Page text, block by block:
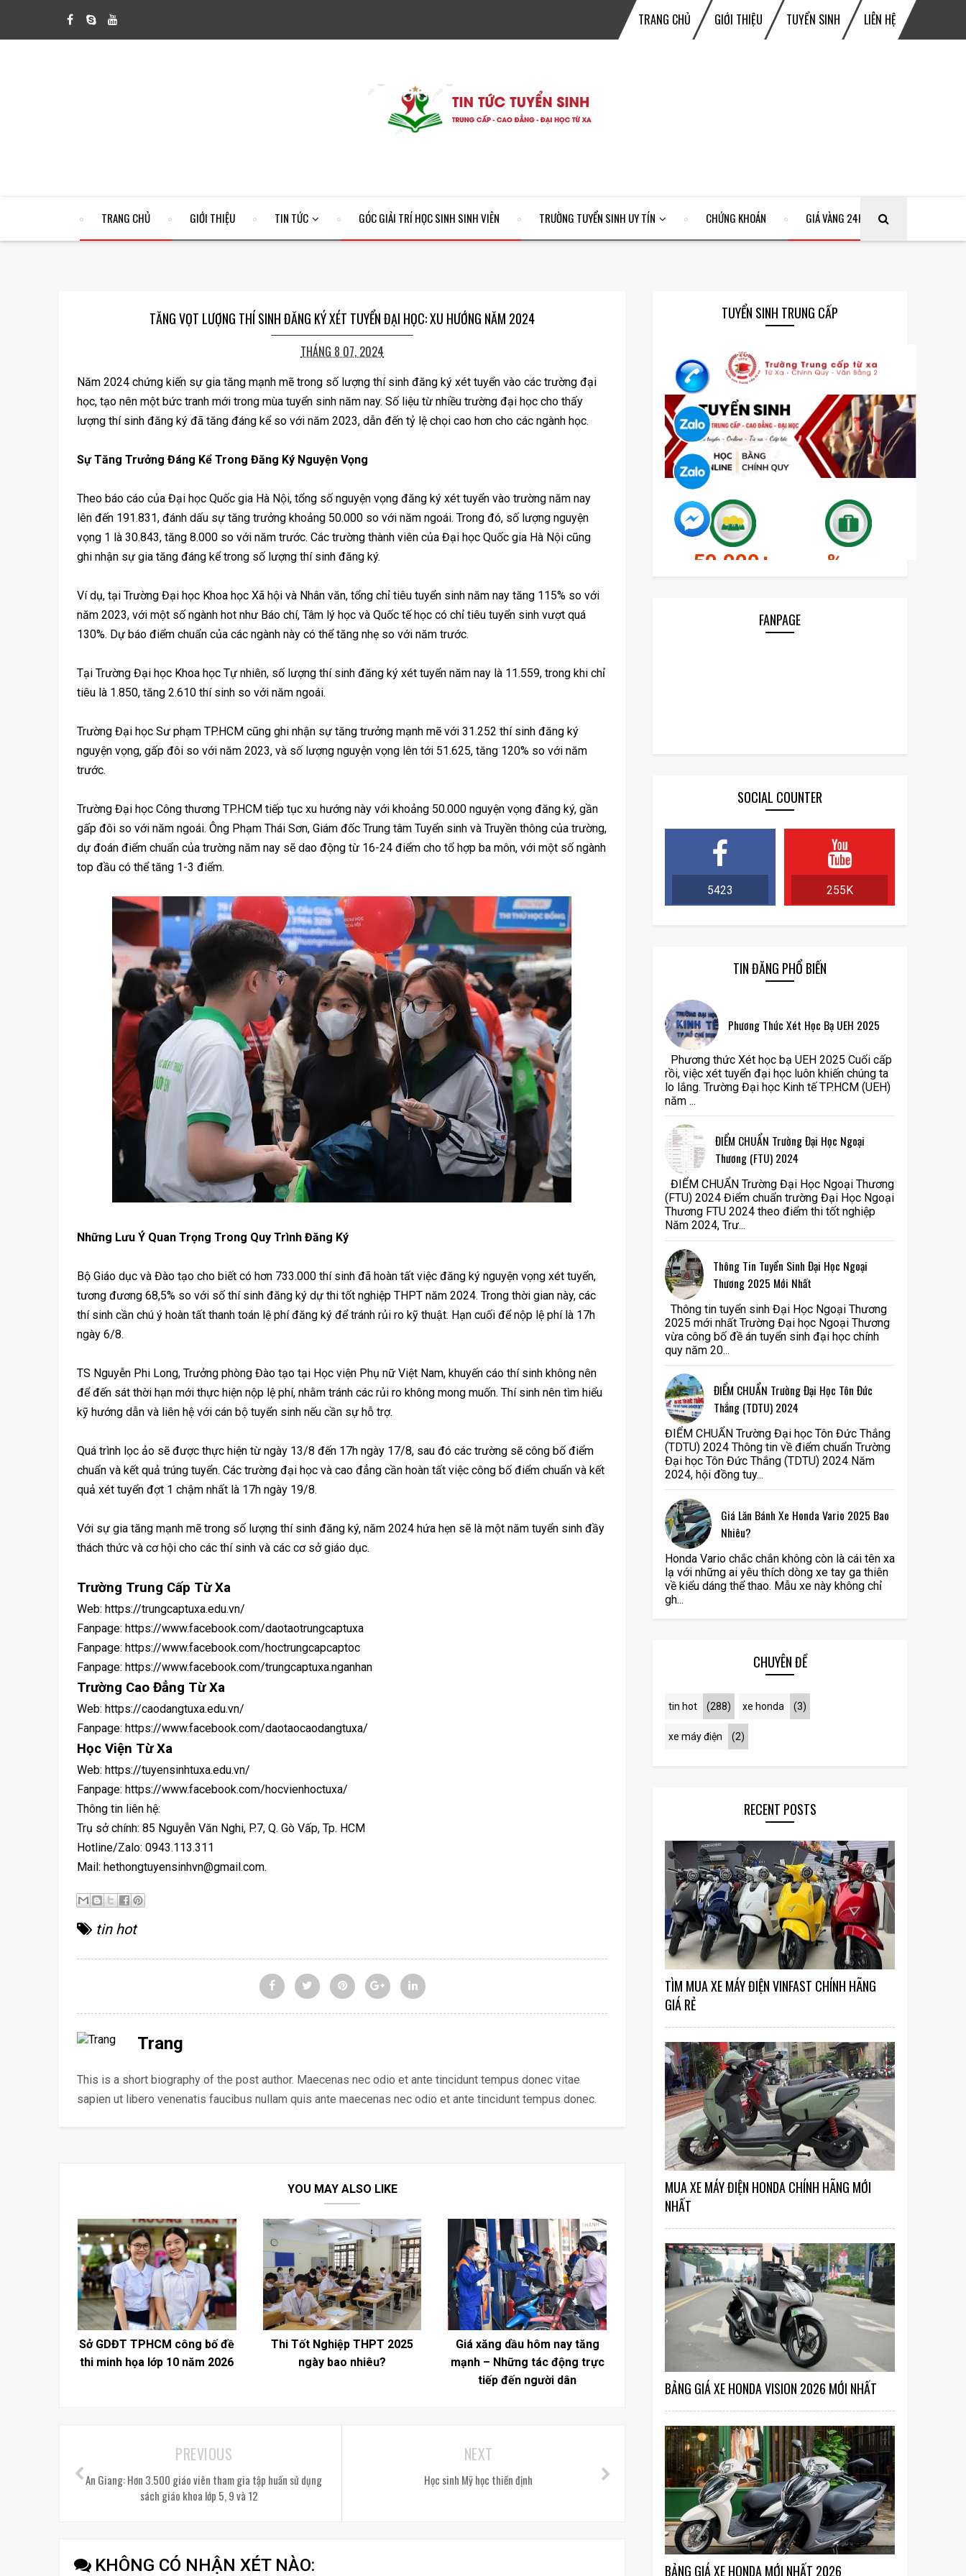
TRANG CHỦ GIỚI THIỆU TUYỂN SINH LIÊN HỆ
TRANG CHỦ GIỚI THIỆU TIN TỨC GÓC GIẢI TRÍ HỌC SINH SINH VIÊN TRƯỜNG TUYỂN SINH UY TÍN CHỨNG KHOÁN GIÁ VÀNG 24H
TĂNG VỌT LƯỢNG THÍ SINH ĐĂNG KÝ XÉT TUYỂN ĐẠI HỌC: XU HƯỚNG NĂM 2024
THÁNG 8 07, 2024
Năm 2024 chứng kiến sự gia tăng mạnh mẽ trong số lượng thí sinh đăng ký xét tuyển vào các trường đại
học, tạo nên một bức tranh mới trong mùa tuyển sinh năm nay. Số liệu từ nhiều trường đại học cho thấy
lượng thí sinh đăng ký đã tăng đáng kể so với năm 2023, dẫn đến tỷ lệ chọi cao hơn cho các ngành học.
Sự Tăng Trưởng Đáng Kể Trong Đăng Ký Nguyện Vọng
Theo báo cáo của Đại học Quốc gia Hà Nội, tổng số nguyện vọng đăng ký xét tuyển vào trường năm nay
lên đến 191.831, đánh dấu sự tăng trưởng khoảng 50.000 so với năm ngoái. Trong đó, số lượng nguyện
vọng 1 là 30.843, tăng 8.000 so với năm trước. Các trường thành viên của Đại học Quốc gia Hà Nội cũng
ghi nhận sự gia tăng đáng kể trong số lượng thí sinh đăng ký.
Ví dụ, tại Trường Đại học Khoa học Xã hội và Nhân văn, tổng chỉ tiêu tuyển sinh năm nay tăng 115% so với
năm 2023, với một số ngành hot như Báo chí, Tâm lý học và Quốc tế học có chỉ tiêu tuyển sinh vượt quá
130%. Dự báo điểm chuẩn của các ngành này có thể tăng nhẹ so với năm trước.
Tại Trường Đại học Khoa học Tự nhiên, số lượng thí sinh đăng ký xét tuyển năm nay là 11.559, trong khi chỉ
tiêu là 1.850, tăng 2.610 thí sinh so với năm ngoái.
Trường Đại học Sư phạm TP.HCM cũng ghi nhận sự tăng trưởng mạnh mẽ với 31.252 thí sinh đăng ký
nguyện vọng, gấp đôi so với năm 2023, và số lượng nguyện vọng lên tới 51.625, tăng 120% so với năm
trước.
Trường Đại học Công thương TP.HCM tiếp tục xu hướng này với khoảng 50.000 nguyện vọng đăng ký, gần
gấp đôi so với năm ngoái. Ông Phạm Thái Sơn, Giám đốc Trung tâm Tuyển sinh và Truyền thông của trường,
dự đoán điểm chuẩn của trường năm nay sẽ dao động từ 16-24 điểm cho tổ hợp ba môn, với một số ngành
top đầu có thể tăng 1-3 điểm.
Những Lưu Ý Quan Trọng Trong Quy Trình Đăng Ký
Bộ Giáo dục và Đào tạo cho biết có hơn 733.000 thí sinh đã hoàn tất việc đăng ký nguyện vọng xét tuyển,
tương đương 68,5% so với số thí sinh đăng ký dự thi tốt nghiệp THPT năm 2024. Trong thời gian này, các
thí sinh cần chú ý hoàn tất thanh toán lệ phí đăng ký để tránh rủi ro kỹ thuật. Hạn cuối để nộp lệ phí là 17h
ngày 6/8.
TS Nguyễn Phi Long, Trưởng phòng Đào tạo tại Học viện Phụ nữ Việt Nam, khuyến cáo thí sinh không nên
để đến sát thời hạn mới thực hiện nộp lệ phí, nhằm tránh các rủi ro không mong muốn. Thí sinh nên tìm hiểu
kỹ hướng dẫn và liên hệ với cán bộ tuyển sinh nếu cần sự hỗ trợ.
Quá trình lọc ảo sẽ được thực hiện từ ngày 13/8 đến 17h ngày 17/8, sau đó các trường sẽ công bố điểm
chuẩn và kết quả trúng tuyển. Các trường đại học và cao đẳng cần hoàn tất việc công bố điểm chuẩn và kết
quả xét tuyển đợt 1 chậm nhất là 17h ngày 19/8.
Với sự gia tăng mạnh mẽ trong số lượng thí sinh đăng ký, năm 2024 hứa hẹn sẽ là một năm tuyển sinh đầy
thách thức và cơ hội cho các thí sinh và các cơ sở giáo dục.
Trường Trung Cấp Từ Xa
Web: https://trungcaptuxa.edu.vn/
Fanpage: https://www.facebook.com/daotaotrungcaptuxa
Fanpage: https://www.facebook.com/hoctrungcapcaptoc
Fanpage: https://www.facebook.com/trungcaptuxa.nganhan
Trường Cao Đẳng Từ Xa
Web: https://caodangtuxa.edu.vn/
Fanpage: https://www.facebook.com/daotaocaodangtuxa/
Học Viện Từ Xa
Web: https://tuyensinhtuxa.edu.vn/
Fanpage: https://www.facebook.com/hocvienhoctuxa/
Thông tin liên hệ:
Trụ sở chính: 85 Nguyễn Văn Nghi, P.7, Q. Gò Vấp, Tp. HCM
Hotline/Zalo: 0943.113.311
Mail: hethongtuyensinhvn@gmail.com.
tin hot
Trang
This is a short biography of the post author. Maecenas nec odio et ante tincidunt tempus donec vitae
sapien ut libero venenatis faucibus nullam quis ante maecenas nec odio et ante tincidunt tempus donec.
YOU MAY ALSO LIKE
Sở GDĐT TPHCM công bố đề
thi minh họa lớp 10 năm 2026
Thi Tốt Nghiệp THPT 2025
ngày bao nhiêu?
Giá xăng dầu hôm nay tăng
mạnh – Những tác động trực
tiếp đến người dân
NEXT
Học sinh Mỹ học thiền định
PREVIOUS
An Giang: Hơn 3.500 giáo viên tham gia tập huấn sử dụng
sách giáo khoa lớp 5, 9 và 12
KHÔNG CÓ NHẬN XÉT NÀO:
TUYỂN SINH TRUNG CẤP
FANPAGE
SOCIAL COUNTER
5423 255K
TIN ĐĂNG PHỔ BIẾN
Phương Thức Xét Học Bạ UEH 2025
Phương thức Xét học bạ UEH 2025 Cuối cấp
rồi, việc xét tuyển đại học luôn khiến chúng ta
lo lắng. Trường Đại học Kinh tế TP.HCM (UEH)
năm ...
ĐIỂM CHUẨN Trường Đại Học Ngoại
Thương (FTU) 2024
ĐIỂM CHUẨN Trường Đại Học Ngoại Thương
(FTU) 2024 Điểm chuẩn trường Đại Học Ngoại
Thương FTU 2024 theo điểm thi tốt nghiệp
Năm 2024, Trư...
Thông Tin Tuyển Sinh Đại Học Ngoại
Thương 2025 Mới Nhất
Thông tin tuyển sinh Đại Học Ngoại Thương
2025 mới nhất Trường Đại học Ngoại Thương
vừa công bố đề án tuyển sinh đại học chính
quy năm 20...
ĐIỂM CHUẨN Trường Đại Học Tôn Đức
Thắng (TDTU) 2024
ĐIỂM CHUẨN Trường Đại học Tôn Đức Thắng
(TDTU) 2024 Thông tin về điểm chuẩn Trường
Đại học Tôn Đức Thắng (TDTU) 2024 Năm
2024, hội đồng tuy...
Giá Lăn Bánh Xe Honda Vario 2025 Bao
Nhiêu?
Honda Vario chắc chắn không còn là cái tên xa
lạ với những ai yêu thích dòng xe tay ga thiên
về kiểu dáng thể thao. Mẫu xe này không chỉ
gh...
CHUYÊN ĐỀ
tin hot (288) xe honda (3)
xe máy điện (2)
RECENT POSTS
TÌM MUA XE MÁY ĐIỆN VINFAST CHÍNH HÃNG
GIÁ RẺ
MUA XE MÁY ĐIỆN HONDA CHÍNH HÃNG MỚI
NHẤT
BẢNG GIÁ XE HONDA VISION 2026 MỚI NHẤT
BẢNG GIÁ XE HONDA MỚI NHẤT 2026